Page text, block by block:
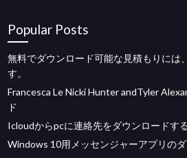
Popular Posts
無料でダウンロード可能な見積もりには
す。
Francesca Le Nicki Hunter andTyler
ド
Icloudからpcに連絡先をダウンロードする
Windows 10用メッセンジャーアプリの